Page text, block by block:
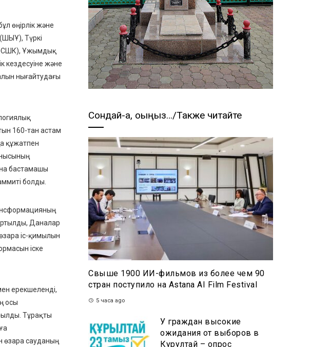
өңірлік және
Түркі
Ұжымдық
кездесуіне және
нығайтудағы
160-тан астам
құжатпен
бастамашы
болды.
Даналар
іс-қимылын
іске
ерекшеленді,
осы
Тұрақты
өзара сауданың
Сондай-ақ, оқыңыз…/Также читайте
Свыше 1900 ИИ-фильмов из более чем 90
стран поступило на Astana AI Film Festival
5 часа ago
У граждан высокие
ожидания от выборов в
Курултай – опрос